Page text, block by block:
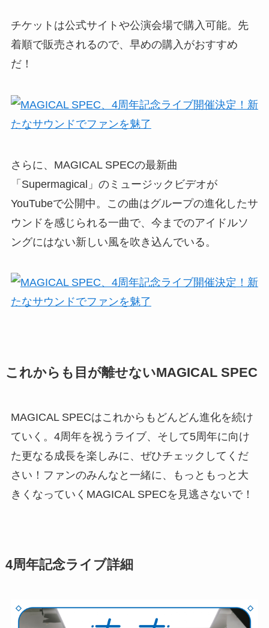
チケットは公式サイトや公演会場で購入可能。先
着順で販売されるので、早めの購入がおすすめ
だ！
さらに、MAGICAL SPECの最新曲
「Supermagical」のミュージックビデオが
YouTubeで公開中。この曲はグループの進化したサ
ウンドを感じられる一曲で、今までのアイドルソ
ングにはない新しい風を吹き込んでいる。
これからも目が離せないMAGICAL SPEC
MAGICAL SPECはこれからもどんどん進化を続け
ていく。4周年を祝うライブ、そして5周年に向け
た更なる成長を楽しみに、ぜひチェックしてくだ
さい！ファンのみんなと一緒に、もっともっと大
きくなっていくMAGICAL SPECを見逃さないで！
4周年記念ライブ詳細